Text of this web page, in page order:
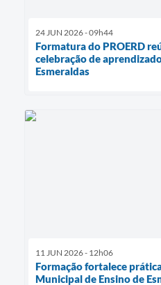
24 JUN 2026 - 09h44
Formatura do PROERD
celebração de
Esmeraldas
11 JUN 2026 - 12h06
Formação fortalece
Municipal de Ensino de